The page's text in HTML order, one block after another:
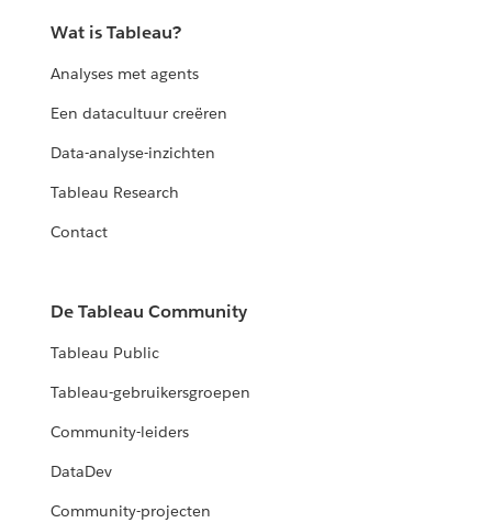
Wat is Tableau?
Analyses met agents
Een datacultuur creëren
Data-analyse-inzichten
Tableau Research
Contact
De Tableau Community
Tableau Public
Tableau-gebruikersgroepen
Community-leiders
DataDev
Community-projecten